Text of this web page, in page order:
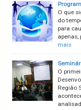
O que
do
para
mais
O
Região